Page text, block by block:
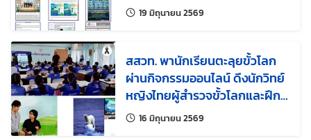
19 มิถุนายน 2569แก้ไขล่าสุดเมื่อ:
สสวท. พานักเรียนตะลุยขั้วโลก
ผ่านกิจกรรมออนไลน์ ดึงนักวิทย์
หญิงไทยผู้สำรวจขั้วโลกและฝึก
“ทักษะการตั้งคำถาม” เพราะ
คำถาม คือ จุดเริ่มต้นของความรู้
16 มิถุนายน 2569แก้ไขล่าสุดเมื่อ: